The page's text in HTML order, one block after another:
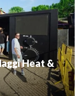
Heat &